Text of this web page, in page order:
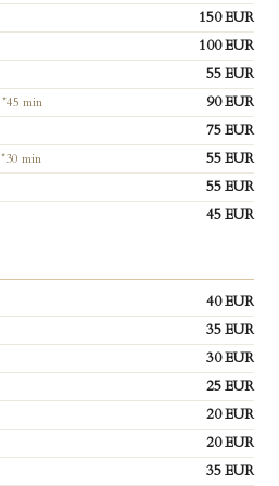
150 EUR
100 EUR
55 EUR
*45 min
90 EUR
75 EUR
*30 min
55 EUR
55 EUR
45 EUR
40 EUR
35 EUR
30 EUR
25 EUR
20 EUR
20 EUR
35 EUR